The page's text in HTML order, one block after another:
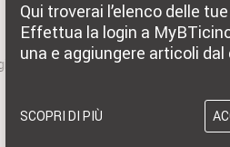
Qui troverai l’elenco delle
Effettua la login a
una e aggiungere articoli
SCOPRI DI PIÙ
MARCHI